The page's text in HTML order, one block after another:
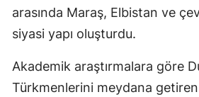
arasında Maraş, Elbistan ve
siyasi yapı oluşturdu.
Akademik araştırmalara göre
Türkmenlerini meydana